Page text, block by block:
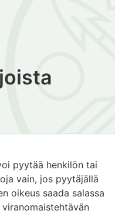
pyytää henkilön tai
vain, jos pyytäjällä
oikeus saada salassa